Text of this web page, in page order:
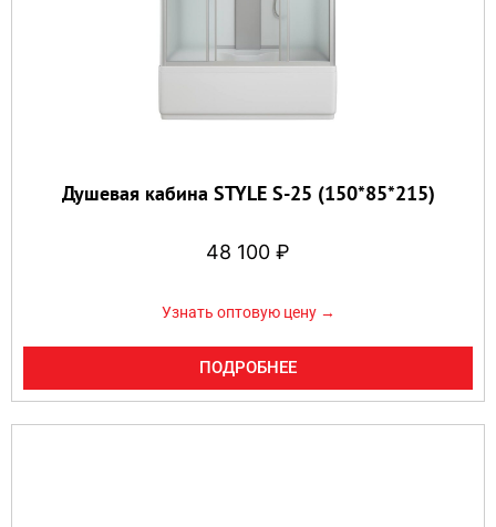
Душевая кабина STYLE S-25 (150*85*215)
48 100 ₽
Узнать оптовую цену →
ПОДРОБНЕЕ